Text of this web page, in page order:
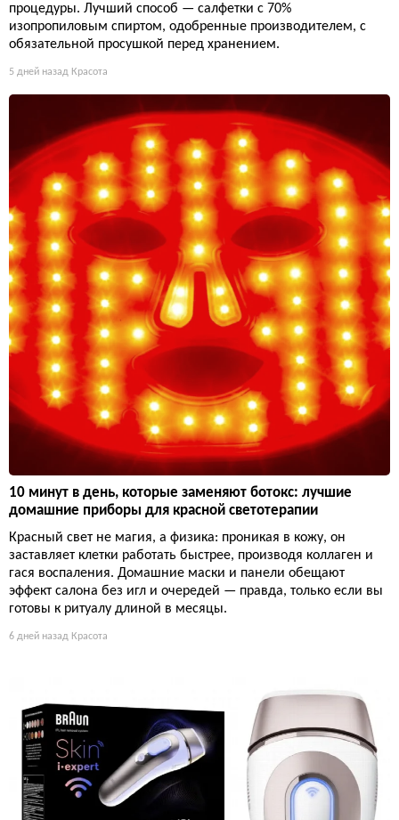
процедуры. Лучший способ — салфетки с 70%
изопропиловым спиртом, одобренные производителем, с
обязательной просушкой перед хранением.
5 дней назад Красота
10 минут в день, которые заменяют ботокс: лучшие
домашние приборы для красной светотерапии
Красный свет не магия, а физика: проникая в кожу, он
заставляет клетки работать быстрее, производя коллаген и
гася воспаления. Домашние маски и панели обещают
эффект салона без игл и очередей — правда, только если вы
готовы к ритуалу длиной в месяцы.
6 дней назад Красота